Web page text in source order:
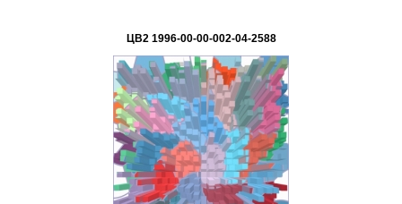
ЦВ2 1996-00-00-002-04-2588
02.03.2023
ВетВиктор